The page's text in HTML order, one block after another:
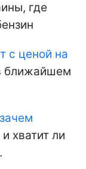
где
с ценой на
ближайшем
зачем
и хватит ли